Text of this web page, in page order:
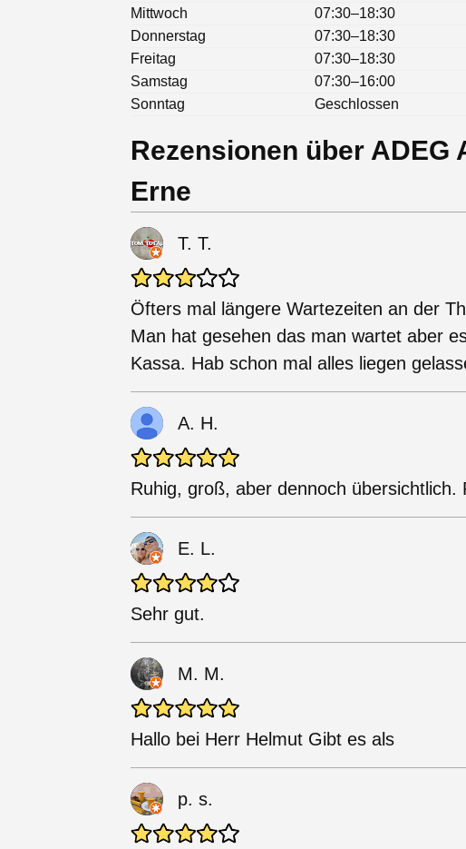
Mittwoch
07:30–18:30
Donnerstag
07:30–18:30
Freitag
07:30–18:30
Samstag
07:30–16:00
Sonntag
Geschlossen
Rezensionen über
Erne
T. T.
Öfters mal längere Wartezeiten an der
Man hat gesehen das man wartet aber
Kassa. Hab schon mal alles liegen
A. H.
Ruhig, groß, aber dennoch übersichtlich.
E. L.
Sehr gut.
M. M.
Hallo bei Herr Helmut Gibt es als
p. s.